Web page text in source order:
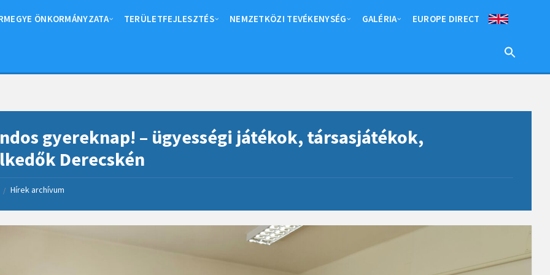
ÖNKORMÁNYZATA TERÜLETFEJLESZTÉS NEMZETKÖZI TEVÉKENYSÉG GALÉRIA EUROPE DIRECT
gyereknap! – ügyességi játékok, társasjátékok,
Derecskén
/ Hírek archívum